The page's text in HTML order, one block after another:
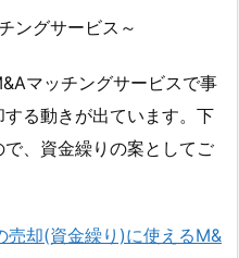
ングサービス～
マッチングサービスで事
る動きが出ています。下
、資金繰りの案としてご
却(資金繰り)に使えるM&